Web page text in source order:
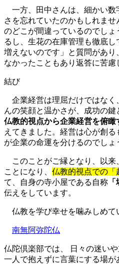
一方、田中さんは、細かい数
さを忘れていたのかもしれま
のどこが間違っているのでし
るし、生花の在庫管理も徹底
増えないのです」と質問があ
なかったこともあり返答に苦慮
結び
企業経営は理屈だけではなく
んの笑顔と温かさが、成功の鍵
仏教的視点から企業経営を俯
えてきました。経営は心が創
が企業の命運を分けるのでしょ
このことがご縁となり、以来
ことになり、 仏教的視点での「
て、自身の寺小屋である自称
伝えをしています。
仏教を学び幸せを噛みしめて
南無阿弥陀仏
仏陀倶楽部では、 日々の迷いや
一人で抱えずに言葉にする場が